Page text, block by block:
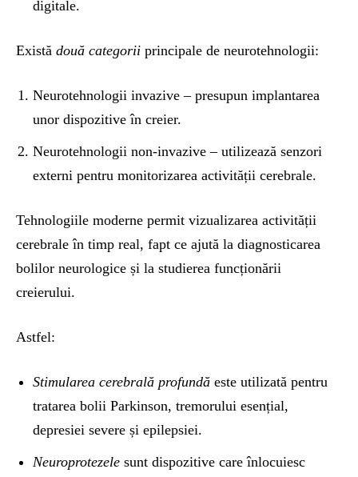
digitale.
Există două categorii principale de neurotehnologii:
Neurotehnologii invazive – presupun implantarea
unor dispozitive în creier.
Neurotehnologii non-invazive – utilizează senzori
externi pentru monitorizarea activității cerebrale.
Tehnologiile moderne permit vizualizarea activității
cerebrale în timp real, fapt ce ajută la diagnosticarea
bolilor neurologice și la studierea funcționării
creierului.
Astfel:
Stimularea cerebrală profundă este utilizată pentru
tratarea bolii Parkinson, tremorului esențial,
depresiei severe și epilepsiei.
Neuroprotezele sunt dispozitive care înlocuiesc